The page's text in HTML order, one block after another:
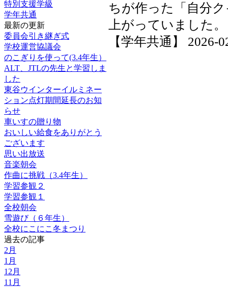
特別支援学級
学年共通
最新の更新
委員会引き継ぎ式
学校運営協議会
のこぎりを使って(3.4年生）
ALT、JTLの先生と学習しま
した
東谷ウインターイルミネー
ション点灯期間延長のお知
らせ
車いすの贈り物
おいしい給食をありがとう
ございます
思い出放送
音楽朝会
作曲に挑戦（3.4年生）
学習参観２
学習参観１
全校朝会
雪遊び（６年生）
全校にこにこ冬まつり
過去の記事
2月
1月
12月
11月
ちが作った「自分
上がっていました。
【学年共通】 2026-